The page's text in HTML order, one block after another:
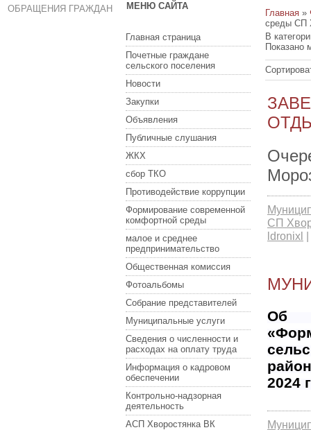
ОБРАЩЕНИЯ ГРАЖДАН МЕНЮ САЙТА
Главная страница
Почетные граждане
сельского поселения
Новости
Закупки
Объявления
Публичные слушания
ЖКХ
сбор ТКО
Противодействие коррупции
Формирование современной
комфортной среды
малое и среднее
предпринимательство
Общественная комиссия
Фотоальбомы
Собрание представителей
Муниципальные услуги
Сведения о численности и
расходах на оплату труда
Информация о кадровом
обеспечении
Контрольно-надзорная
деятельность
АСП Хворостянка ВК
Главная »
среды СП
В
Показано
СП
ldronixl |
Об
2024